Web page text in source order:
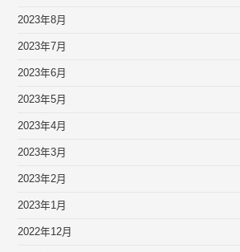
2023年8月
2023年7月
2023年6月
2023年5月
2023年4月
2023年3月
2023年2月
2023年1月
2022年12月